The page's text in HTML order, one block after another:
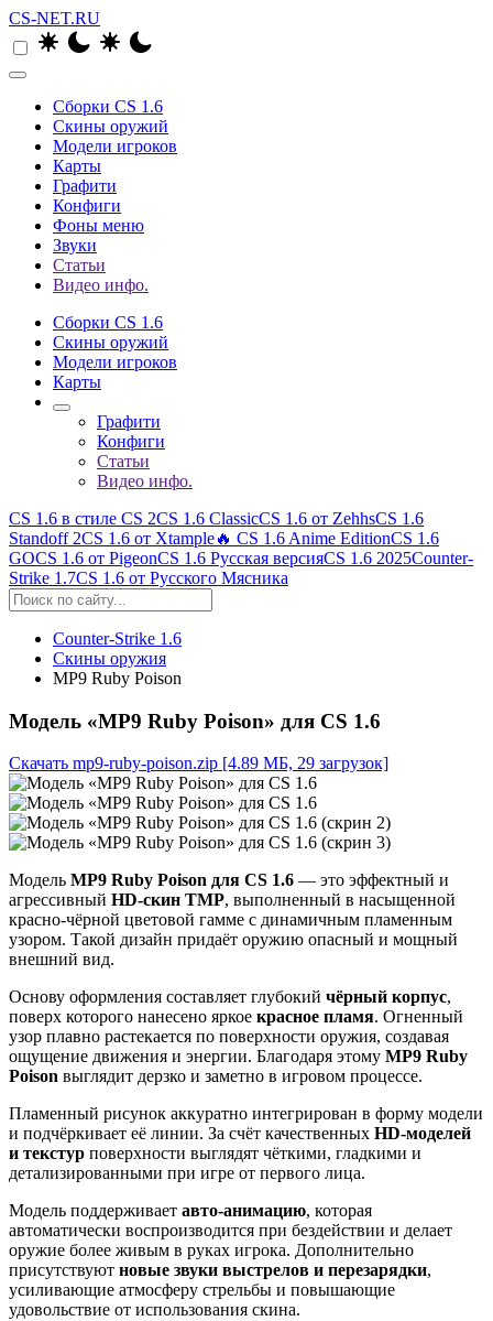
CS-NET.RU
Сборки CS 1.6
Скины оружий
Модели игроков
Карты
Графити
Конфиги
Фоны меню
Звуки
Статьи
Видео инфо.
Сборки CS 1.6
Скины оружий
Модели игроков
Карты
Графити
Конфиги
Статьи
Видео инфо.
CS 1.6 в стиле CS 2CS 1.6 ClassicCS 1.6 от ZehhsCS 1.6
Standoff 2CS 1.6 от Xtample🔥 CS 1.6 Anime EditionCS 1.6
GOCS 1.6 от PigeonCS 1.6 Русская версияCS 1.6 2025Counter-
Strike 1.7CS 1.6 от Русского Мясника
Counter-Strike 1.6
Скины оружия
MP9 Ruby Poison
Модель «MP9 Ruby Poison» для CS 1.6
Скачать mp9-ruby-poison.zip [4.89 МБ, 29 загрузок]
Модель MP9 Ruby Poison для CS 1.6 — это эффектный и
агрессивный HD-скин TMP, выполненный в насыщенной
красно-чёрной цветовой гамме с динамичным пламенным
узором. Такой дизайн придаёт оружию опасный и мощный
внешний вид.
Основу оформления составляет глубокий чёрный корпус,
поверх которого нанесено яркое красное пламя. Огненный
узор плавно растекается по поверхности оружия, создавая
ощущение движения и энергии. Благодаря этому MP9 Ruby
Poison выглядит дерзко и заметно в игровом процессе.
Пламенный рисунок аккуратно интегрирован в форму модели
и подчёркивает её линии. За счёт качественных HD-моделей
и текстур поверхности выглядят чёткими, гладкими и
детализированными при игре от первого лица.
Модель поддерживает авто-анимацию, которая
автоматически воспроизводится при бездействии и делает
оружие более живым в руках игрока. Дополнительно
присутствуют новые звуки выстрелов и перезарядки,
усиливающие атмосферу стрельбы и повышающие
удовольствие от использования скина.